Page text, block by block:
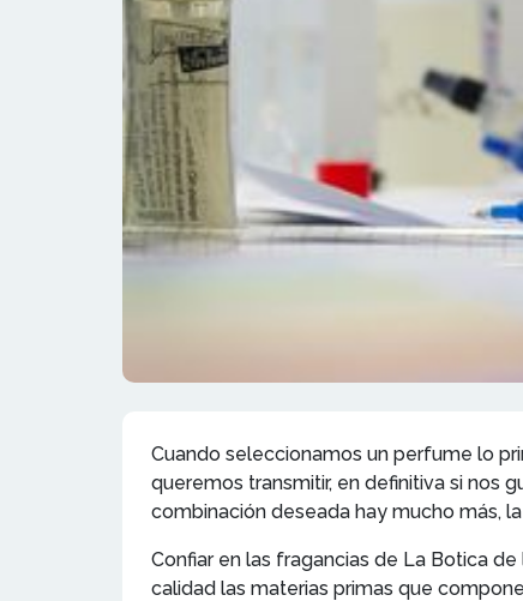
Cuando seleccionamos un perfume lo
queremos transmitir, en definitiva si nos
combinación deseada hay mucho más,
Confiar en las fragancias de La Botica
calidad las materias primas que